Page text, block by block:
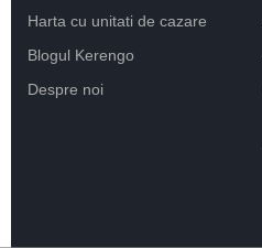
Harta cu unitati de cazare
Blogul Kerengo
Despre noi